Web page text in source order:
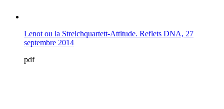
Lenot ou la Streichquartett-Attitude. Reflets DNA, 27
septembre 2014
pdf